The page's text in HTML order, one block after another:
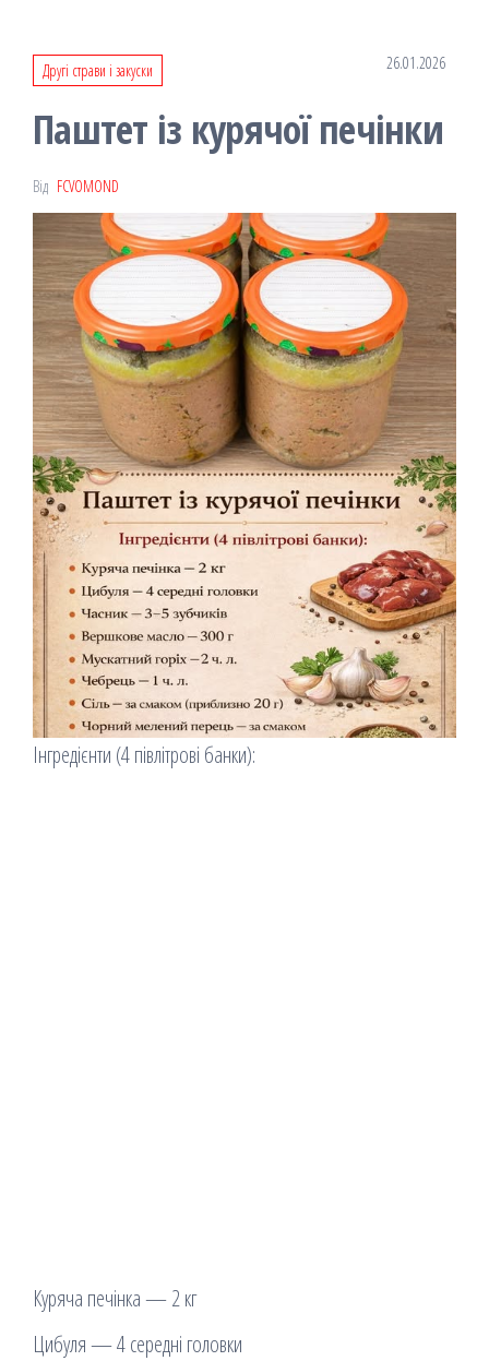
Другі страви і закуски 26.01.2026
Паштет із курячої печінки
Від FCVOMOND
Інгредієнти (4 півлітрові банки):
Куряча печінка — 2 кг
Цибуля — 4 середні головки